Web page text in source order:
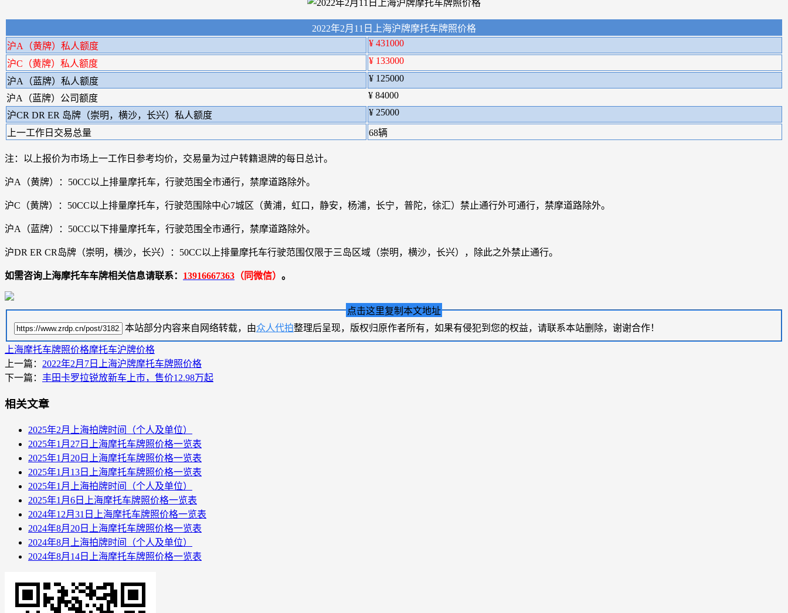
2022年2月11日上海沪牌摩托车牌照价格
沪A（黄牌）私人额度
¥ 431000
沪C（黄牌）私人额度 ¥ 133000
沪A（蓝牌）私人额度
¥ 125000
沪A（蓝牌）公司额度
¥ 84000
沪CR DR ER 岛牌（崇明，横沙，长兴）私人额度
¥ 25000
上一工作日交易总量 68辆
注：以上报价为市场上一工作日参考均价，交易量为过户转籍退牌的每日总计。
沪A（黄牌）：50CC以上排量摩托车，行驶范围全市通行，禁摩道路除外。
沪C（黄牌）：50CC以上排量摩托车，行驶范围除中心7城区（黄浦，虹口，静安，杨浦，长宁，普陀，徐汇）禁止通行外可通行，禁摩道路除外。
沪A（蓝牌）：50CC以下排量摩托车，行驶范围全市通行，禁摩道路除外。
沪DR ER CR岛牌（崇明，横沙，长兴）：50CC以上排量摩托车行驶范围仅限于三岛区域（崇明，横沙，长兴），除此之外禁止通行。
如需咨询上海摩托车车牌相关信息请联系： 13916667363 （同微信） 。
点击这里复制本文地址
本站部分内容来自网络转载，由众人代拍整理后呈现，版权归原作者所有，如果有侵犯到您的权益，请联系本站删除，谢谢合作！
上海摩托车牌照价格摩托车沪牌价格
上一篇： 2022年2月7日上海沪牌摩托车牌照价格
下一篇： 丰田卡罗拉锐放新车上市，售价12.98万起
相关文章
2025年2月上海拍牌时间（个人及单位）
2025年1月27日上海摩托车牌照价格一览表
2025年1月20日上海摩托车牌照价格一览表
2025年1月13日上海摩托车牌照价格一览表
2025年1月上海拍牌时间（个人及单位）
2025年1月6日上海摩托车牌照价格一览表
2024年12月31日上海摩托车牌照价格一览表
2024年8月20日上海摩托车牌照价格一览表
2024年8月上海拍牌时间（个人及单位）
2024年8月14日上海摩托车牌照价格一览表